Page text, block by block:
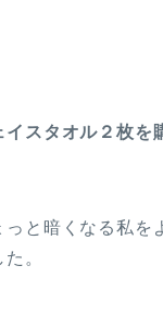
スタオル２枚を
と暗くなる私を
。